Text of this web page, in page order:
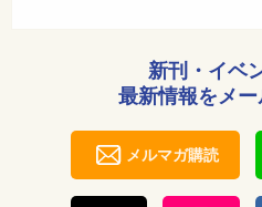
新刊・イベ
最新情報をメー
メルマガ購読